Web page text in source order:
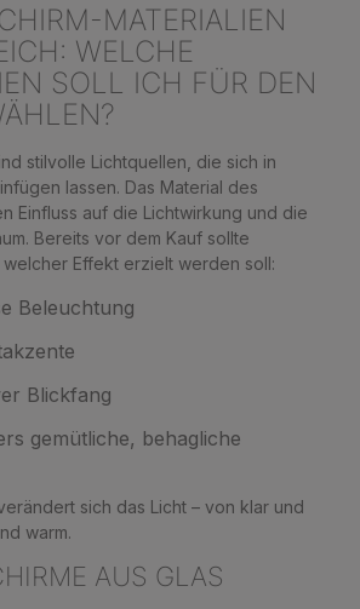
MATERIALIEN
WELCHE
SOLL ICH FÜR DEN
stilvolle Lichtquellen, die sich in
lassen. Das Material des
Einfluss auf die Lichtwirkung und die
Bereits vor dem Kauf sollte
Effekt erzielt werden soll:
Beleuchtung
Blickfang
gemütliche, behagliche
sich das Licht – von klar und
warm.
AUS GLAS